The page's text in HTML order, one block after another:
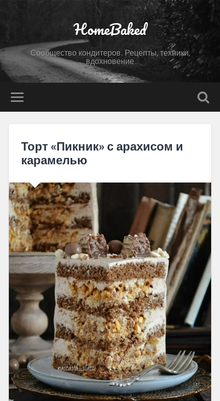
HomeBaked
Сообщество кондитеров. Рецепты, техники,
вдохновение
Торт «Пикник» с арахисом и
карамелью